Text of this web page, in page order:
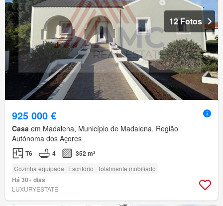
12 Fotos
925 000 €
Casa em Madalena, Município de Madalena, Região
Autónoma dos Açores
T6 4 352 m²
Cozinha equipada Escritório Totalmente mobiliado
Há 30+ dias
LUXURYESTATE